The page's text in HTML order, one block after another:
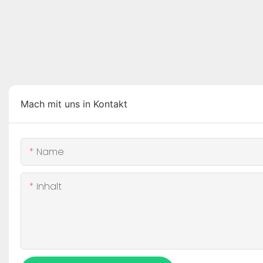
Mach mit uns in Kontakt
Name
Inhalt